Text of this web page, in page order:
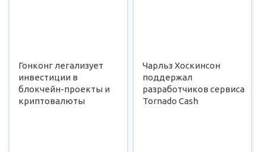
Гонконг легализует
инвестиции в
блокчейн-проекты и
криптовалюты
Чарльз Хоскинсон
поддержал
разработчиков сервиса
Tornado Cash